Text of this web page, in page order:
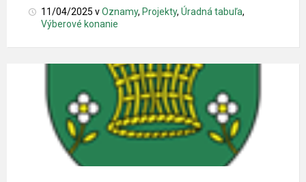
11/04/2025 vOznamy, Projekty, Úradná tabuľa,
Výberové konanie